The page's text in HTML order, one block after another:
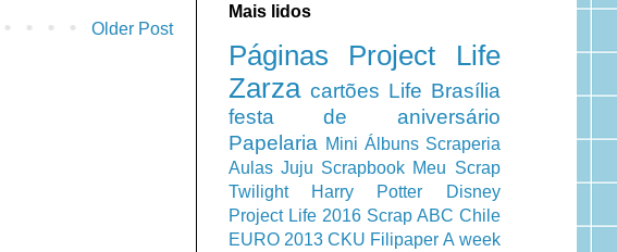
Older Post
Mais lidos
Páginas
Project Life
Zarza cartões Life Brasília
festa de aniversário
Papelaria Mini Álbuns Scraperia
Aulas Juju Scrapbook Meu Scrap
Twilight
Harry Potter
Disney
Project Life 2016 Scrap ABC Chile
EURO 2013 CKU Filipaper A week